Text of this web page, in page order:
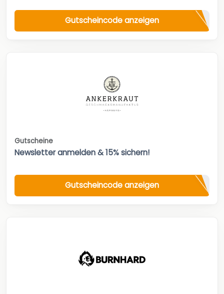
Gutscheincode anzeigen
Gutscheine
Newsletter anmelden & 15% sichern!
Gutscheincode anzeigen